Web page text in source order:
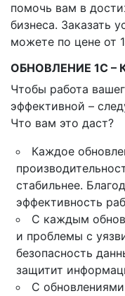
помочь вам в
бизнеса. Заказать
можете по цене от
ОБНОВЛЕНИЕ 1С –
Чтобы работа
эффективной –
Что вам это даст?
Каждое
стабильнее.
эффективность
С каждым
и проблемы с
безопасность
защитит
С